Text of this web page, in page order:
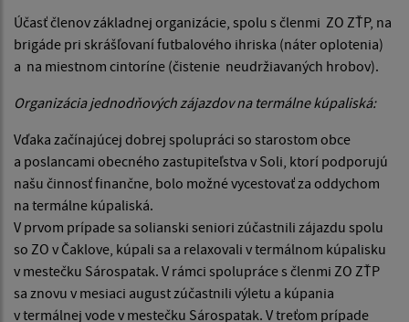
Účasť členov základnej organizácie, spolu s členmi ZO ZŤP, na
brigáde pri skrášľovaní futbalového ihriska (náter oplotenia)
a na miestnom cintoríne (čistenie neudržiavaných hrobov).
Organizácia jednodňových zájazdov na termálne kúpaliská:
Vďaka začínajúcej dobrej spolupráci so starostom obce
a poslancami obecného zastupiteľstva v Soli, ktorí podporujú
našu činnosť finančne, bolo možné vycestovať za oddychom
na termálne kúpaliská.
V prvom prípade sa solianski seniori zúčastnili zájazdu spolu
so ZO v Čaklove, kúpali sa a relaxovali v termálnom kúpalisku
v mestečku Sárospatak. V rámci spolupráce s členmi ZO ZŤP
sa znovu v mesiaci august zúčastnili výletu a kúpania
v termálnej vode v mestečku Sárospatak. V treťom prípade